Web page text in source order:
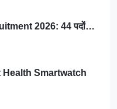
2026: 44 पदों…
Smartwatch